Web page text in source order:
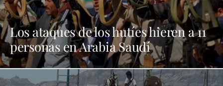
Los ataques de los hutíes hieren a 11
personas en Arabia Saudí